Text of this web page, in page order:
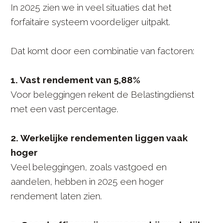
In 2025 zien we in veel situaties dat het
forfaitaire systeem voordeliger uitpakt.
Dat komt door een combinatie van factoren:
1. Vast rendement van 5,88%
Voor beleggingen rekent de Belastingdienst
met een vast percentage.
2. Werkelijke rendementen liggen vaak
hoger
Veel beleggingen, zoals vastgoed en
aandelen, hebben in 2025 een hoger
rendement laten zien.